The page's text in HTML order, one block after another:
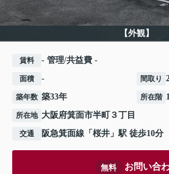
【外観】
賃料 - 管理/共益費 -
面積 - 間取り
築年数 築33年 所在階
所在地 大阪府箕面市半町 ３丁目
交通 阪急箕面線 「 桜井 」駅 徒歩10分
無料 お問い合